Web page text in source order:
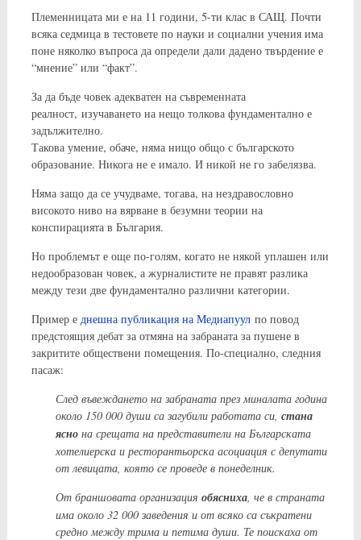
Племенницата ми е на 11 години, 5-ти клас в САЩ. Почти
всяка седмица в тестовете по науки и социални учения има
поне няколко въпроса да определи дали дадено твърдение е
“мнение” или “факт”.
За да бъде човек адекватен на съвременната
реалност, изучаването на нещо толкова фундаментално е
задължително.
Такова умение, обаче, няма нищо общо с българското
образование. Никога не е имало. И никой не го забелязва.
Няма защо да се учудваме, тогава, на нездравословно
високото ниво на вярване в безумни теории на
конспирацията в България.
Но проблемът е още по-голям, когато не някой уплашен или
недообразован човек, а журналистите не правят разлика
между тези две фундаментално различни категории.
Пример е днешна публикация на Медиапуулпо повод
предстоящия дебат за отмяна на забраната за пушене в
закритите обществени помещения. По-специално, следния
пасаж:
След въвеждането на забраната през миналата година
около 150 000 души са загубили работата си, стана
яснона срещата на представители на Българската
хотелиерска и ресторантьорска асоциация с депутати
от левицата, която се проведе в понеделник.
От браншовата организация обясниха, че в страната
има около 32 000 заведения и от всяко са съкратени
средно между трима и петима души. Те поискаха от